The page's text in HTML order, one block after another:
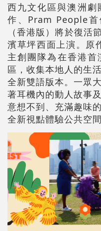
西九文化區與澳洲
作、Pram People首
（香港版）將於復活
濱草坪西面上演。原
主創團隊為在香港
區，收集本地人的生
全新雙語版本。一眾
著耳機內的動人故事
意想不到、充滿趣味
全新視點體驗公共空